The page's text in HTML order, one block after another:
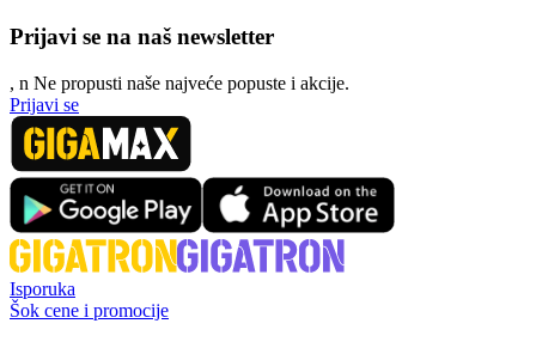
Prijavi se na naš newsletter
, n Ne propusti naše najveće popuste i akcije.
Prijavi se
Isporuka
Šok cene i promocije